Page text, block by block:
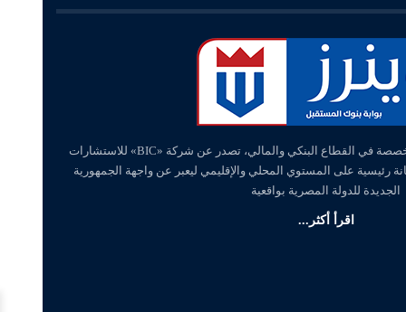
«وينرز – winners» منصة إلكترونية متخصصة في القطاع البنكي والمالي، تصدر عن شركة «BIC» للاستشارات
رئيسية على المستوي المحلي والإقليمي ليعبر عن واجهة الجمهورية
الجديدة للدولة المصرية بواقعية
اقرأ أكثر...